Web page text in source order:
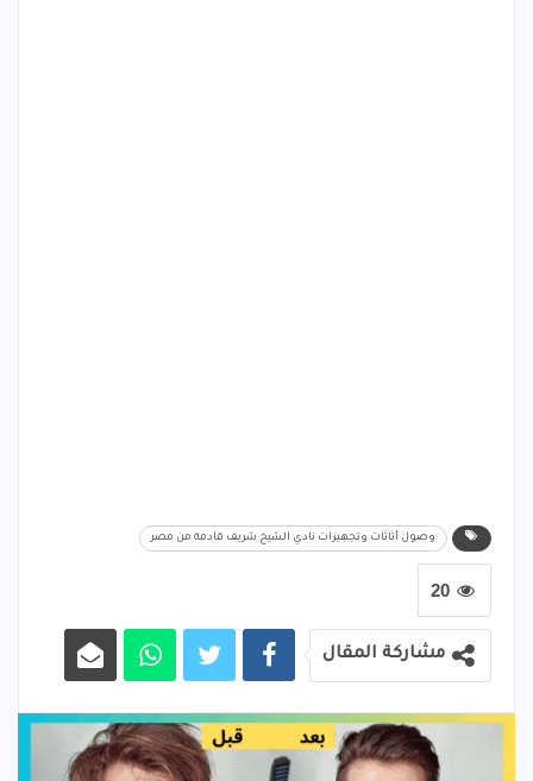
وصول أثاثات وتجهيزات نادي الشيخ شريف قادمة من مصر
20
مشاركة المقال